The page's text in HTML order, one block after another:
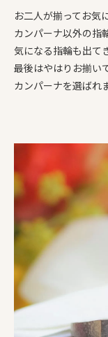
お二人が揃ってお気
カンパーナ以外の指
気になる指輪も出て
最後はやはりお揃い
カンパーナを選ばれ